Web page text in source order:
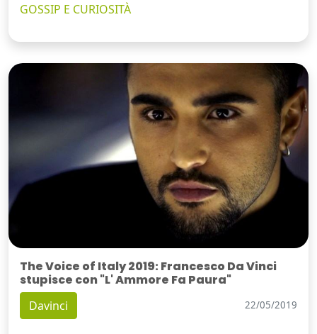
GOSSIP E CURIOSITÀ
The Voice of Italy 2019: Francesco Da Vinci
stupisce con "L' Ammore Fa Paura"
Davinci 22/05/2019